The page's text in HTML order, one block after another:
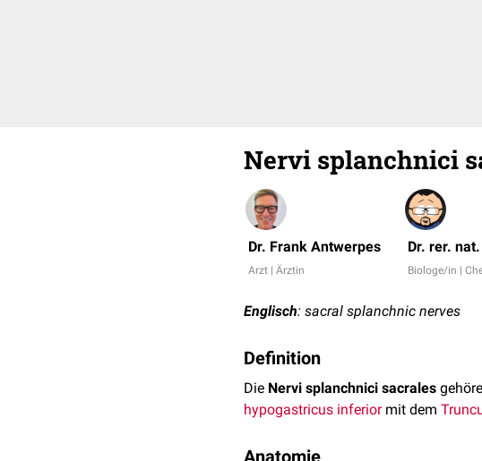
Nervi splanchnici
Dr. Frank Antwerpes
Arzt | Ärztin
Dr. rer.
Biologe/in |
Englisch: sacral splanchnic nerves
Definition
Die Nervi splanchnici sacrales
hypogastricus inferiormit dem
Anatomie